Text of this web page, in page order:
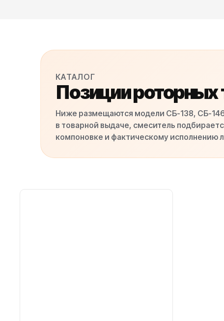
КАТАЛОГ
Позиции
Ниже размещаются модели СБ-138, СБ-
в товарной выдаче, смеситель
компоновке и фактическому исполнению